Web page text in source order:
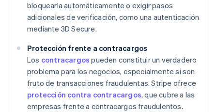
bloquearla automáticamente o exigir pasos
adicionales de verificación, como una autenticación
mediante 3D Secure.
Protección frente a contracargos
Los contracargos pueden constituir un verdadero
problema para los negocios, especialmente si son
fruto de transacciones fraudulentas. Stripe ofrece
protección contra contracargos, que cubre a las
empresas frente a contracargos fraudulentos.